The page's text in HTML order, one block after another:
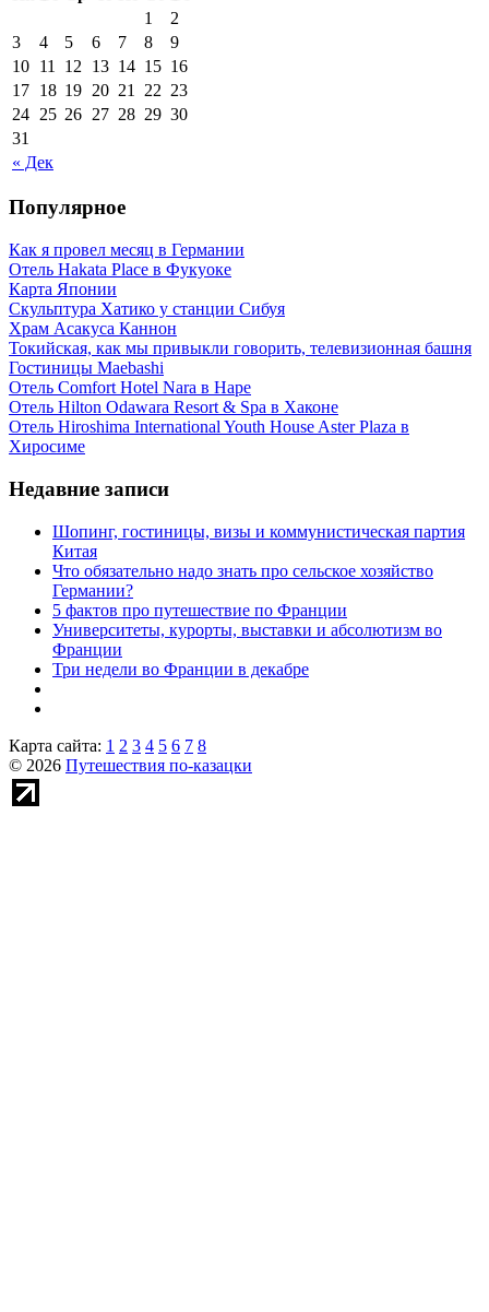
« Дек
1
2
3
4 5 6 7 8
9
10 11 12 13 14 15 16
17 18 19 20 21 22 23
24 25 26 27 28 29 30
31
Популярное
Как я провел месяц в Германии
Отель Hakata Place в Фукуоке
Карта Японии
Скульптура Хатико у станции Сибуя
Храм Асакуса Каннон
Токийская, как мы привыкли говорить, телевизионная башня
Гостиницы Maebashi
Отель Comfort Hotel Nara в Наре
Отель Hilton Odawara Resort & Spa в Хаконе
Отель Hiroshima International Youth House Aster Plaza в
Хиросиме
Недавние записи
Шопинг, гостиницы, визы и коммунистическая партия
Китая
Что обязательно надо знать про сельское хозяйство
Германии?
5 фактов про путешествие по Франции
Университеты, курорты, выставки и абсолютизм во
Франции
Три недели во Франции в декабре
Карта сайта: 1 2 3 4 5 6 7 8
© 2026 Путешествия по-казацки